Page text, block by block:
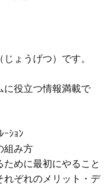
ょうげつ）です。
に役立つ情報満載で
ｰｼｮﾝ
組み方
ために最初にやること
れぞれのメリット・デ